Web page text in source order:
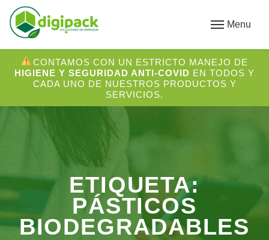
Menu
CONTAMOS CON UN ESTRICTO MANEJO DE
HIGIENE Y SEGURIDAD ANTI-COVID EN TODOS Y
CADA UNO DE NUESTROS PRODUCTOS Y
SERVICIOS.
ETIQUETA:
PÁSTICOS
BIODEGRADABLES